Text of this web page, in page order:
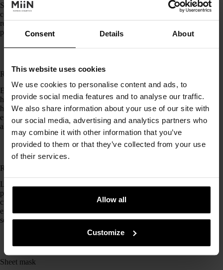
Consent Details About
This website uses cookies
We use cookies to personalise content and ads, to
provide social media features and to analyse our traffic.
We also share information about your use of our site with
our social media, advertising and analytics partners who
may combine it with other information that you’ve
provided to them or that they’ve collected from your use
of their services.
Allow all
Customize
Solemos denominar «radicales libres» a aquellas moléculas
con una capacidad de reacción muy elevada y que pueden
resultar problemas de rojeces, irritación e incluso quemaduras
para nuestra piel.
Refill
En inglés significa «rellenar» y en cosmética se utiliza para
hacer referencia a esos productos que rellenan otros que ya se
han terminado, sin necesidad de volver a adquirir el producto
entero. De esta forma, cuidamos un poquito más el planeta y
ahorramos.
Roller
Los rollers faciales son rodillos ¡y hay muchos tipos! El más
popular es un rodillo de piedras preciosas, normalmente de
cuarzo rosa o jade, que sirve para masajear el rostro. También
existen los
ser un tratamiento de estética realizado por profesionales.
Sheet mask